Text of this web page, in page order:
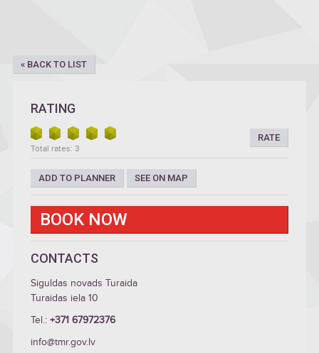
« BACK TO LIST
RATING
RATE
Total rates: 3
ADD TO PLANNER SEE ON MAP
BOOK NOW
CONTACTS
Siguldas novads Turaida
Turaidas iela 10
Tel.: +371 67972376
info@tmr.gov.lv